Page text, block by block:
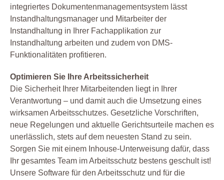
integriertes Dokumentenmanagementsystem lässt
Instandhaltungsmanager und Mitarbeiter der
Instandhaltung in Ihrer Fachapplikation zur
Instandhaltung arbeiten und zudem von DMS-
Funktionalitäten profitieren.
Optimieren Sie Ihre Arbeitssicherheit
Die Sicherheit Ihrer Mitarbeitenden liegt in Ihrer
Verantwortung – und damit auch die Umsetzung eines
wirksamen Arbeitsschutzes. Gesetzliche Vorschriften,
neue Regelungen und aktuelle Gerichtsurteile machen es
unerlässlich, stets auf dem neuesten Stand zu sein.
Sorgen Sie mit einem Inhouse-Unterweisung dafür, dass
Ihr gesamtes Team im Arbeitsschutz bestens geschult ist!
Unsere Software für den Arbeitsschutz und für die